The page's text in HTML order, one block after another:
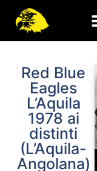
Red Blue
Eagles
L’Aquila
1978 ai
distinti
(L’Aquila-
Angolana)